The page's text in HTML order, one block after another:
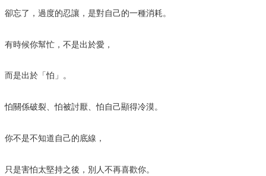
卻忘了，過度的忍讓，是對自己的一種消耗。
有時候你幫忙，不是出於愛，
而是出於「怕」。
怕關係破裂、怕被討厭、怕自己顯得冷漠。
你不是不知道自己的底線，
只是害怕太堅持之後，別人不再喜歡你。